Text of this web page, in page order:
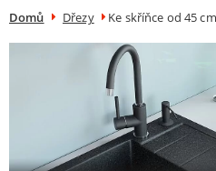
Domů Dřezy Ke skříňce od 45 cm